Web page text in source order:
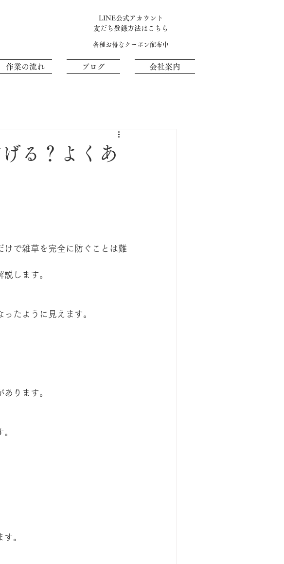
LINE公式アカウント
​友だち登録方法はこちら
各種お得なクーポン配布中
作業の流れ ブログ 会社案内
る？よくあ
で雑草を完全に防ぐことは難
します。
たように見えます。
ります。
。